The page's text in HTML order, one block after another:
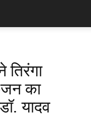
तिरंगा
जन का
यादव